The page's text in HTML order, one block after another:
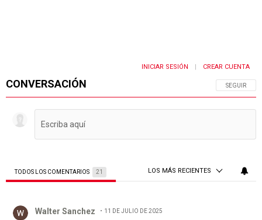
CONVERSACIÓN SIGA ESTA
SEGUIR
INICIAR SESIÓN CREAR CUENTA
TODOS LOS COMENTARIOS 21 LOS MÁS RECIENTES
Walter Sanchez 11 DE JULIO DE 2025